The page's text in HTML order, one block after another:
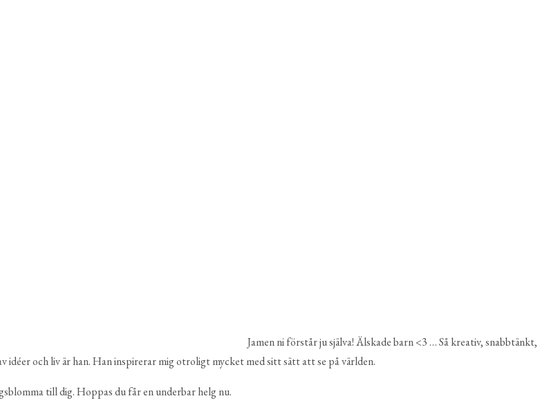
Jamen ni förstår ju själva! Älskade barn <3 … Så kreativ, snabbtänkt,
idéer och liv är han. Han inspirerar mig otroligt mycket med sitt sätt att se på världen.
till dig. Hoppas du får en underbar helg nu.